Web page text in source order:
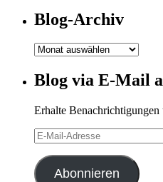
Blog-Archiv
Blog-
Blog via E-Mail
Erhalte
E-
Mail-
Adresse
Abonnieren